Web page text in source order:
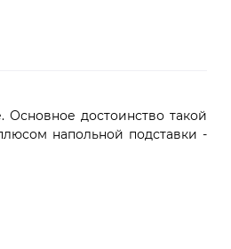
достоинство такой
напольной подставки -